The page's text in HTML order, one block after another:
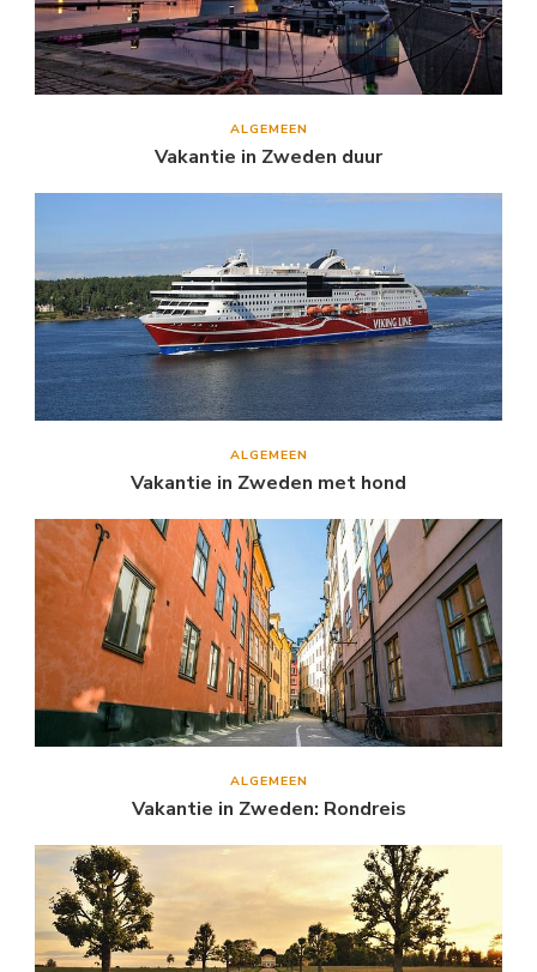
ALGEMEEN
Vakantie in Zweden duur
ALGEMEEN
Vakantie in Zweden met hond
ALGEMEEN
Vakantie in Zweden: Rondreis